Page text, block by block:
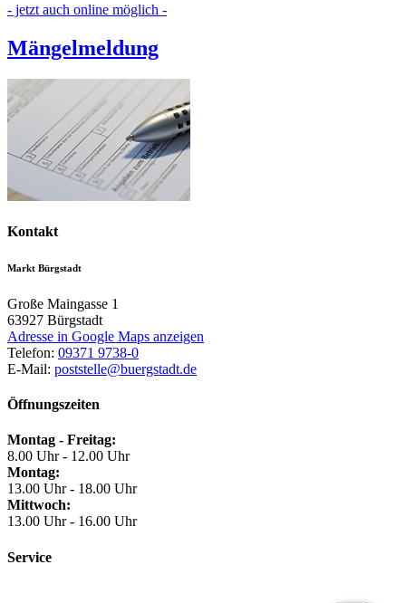
- jetzt auch online möglich -
Mängelmeldung
Kontakt
Markt Bürgstadt
Große Maingasse 1
63927 Bürgstadt
Adresse in Google Maps anzeigen
Telefon: 09371 9738-0
E-Mail: poststelle@buergstadt.de
Öffnungszeiten
Montag - Freitag:
8.00 Uhr - 12.00 Uhr
Montag:
13.00 Uhr - 18.00 Uhr
Mittwoch:
13.00 Uhr - 16.00 Uhr
Service